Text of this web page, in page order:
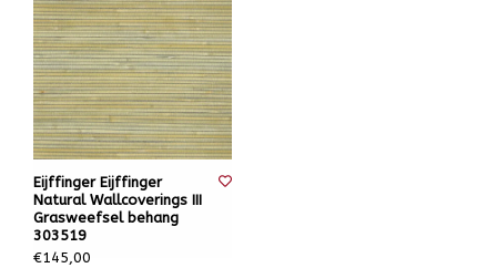
Eijffinger Eijffinger
Natural Wallcoverings III
Grasweefsel behang
303519
€145,00